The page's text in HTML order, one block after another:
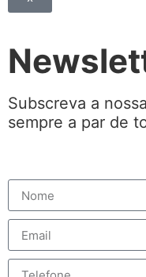
Subscreva a
sempre a par de